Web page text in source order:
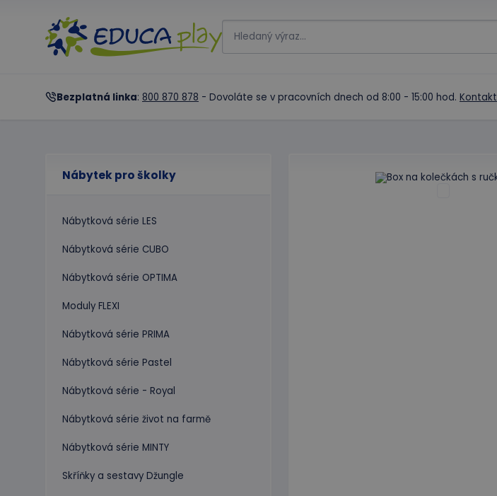
Bezplatná linka: 800 870 878 - Dovoláte se v pracovních dnech od 8:00 - 15:00 hod. Kontakt
Nábytek pro školky
Nábytková série LES
Nábytková série CUBO
Nábytková série OPTIMA
Moduly FLEXI
Nábytková série PRIMA
Nábytková série Pastel
Nábytková série - Royal
Nábytková série život na farmě
Nábytková série MINTY
Skříňky a sestavy Džungle